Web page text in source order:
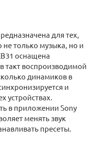
для тех,
не только музыка, но и
оснащена
такт воспроизводимой
динамиков в
и
устройствах.
в приложении Sony
менять звук
пресеты.